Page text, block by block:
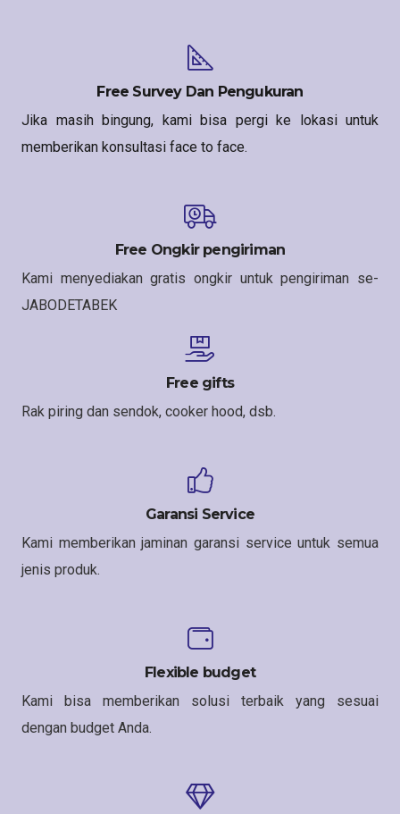
Free Survey Dan Pengukuran
Jika masih bingung, kami bisa pergi ke lokasi untuk
memberikan konsultasi face to face.
Free Ongkir pengiriman
Kami menyediakan gratis ongkir untuk pengiriman se-
JABODETABEK
Free gifts
Rak piring dan sendok, cooker hood, dsb.
Garansi Service
Kami memberikan jaminan garansi service untuk semua
jenis produk.
Flexible budget
Kami bisa memberikan solusi terbaik yang sesuai
dengan budget Anda.